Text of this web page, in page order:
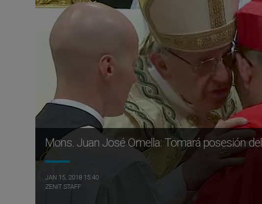
Mons. Juan José Omella: Tomará posesión
JAN 15, 2018 15:40
ZENIT STAFF